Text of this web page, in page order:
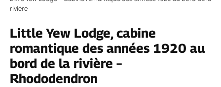
rivière
Little Yew Lodge, cabine
romantique des années 1920 au
bord de la rivière –
Rhododendron